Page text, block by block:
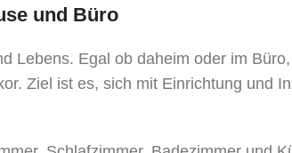
und Büro
Lebens. Egal ob daheim oder im
Ziel ist es, sich mit Einrichtung und